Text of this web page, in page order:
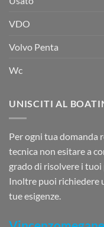
VDO
Volvo Penta
Wc
UNISCITI AL
Per ogni tua domanda
tecnica non esitare a
grado di risolvere i tuoi
Inoltre puoi richiedere
tue esigenze.